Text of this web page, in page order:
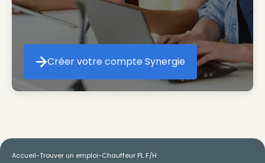
Créer votre compte Synergie
Créer votre compte Synergie
Accueil-Trouver un emploi-Chauffeur PL F/H